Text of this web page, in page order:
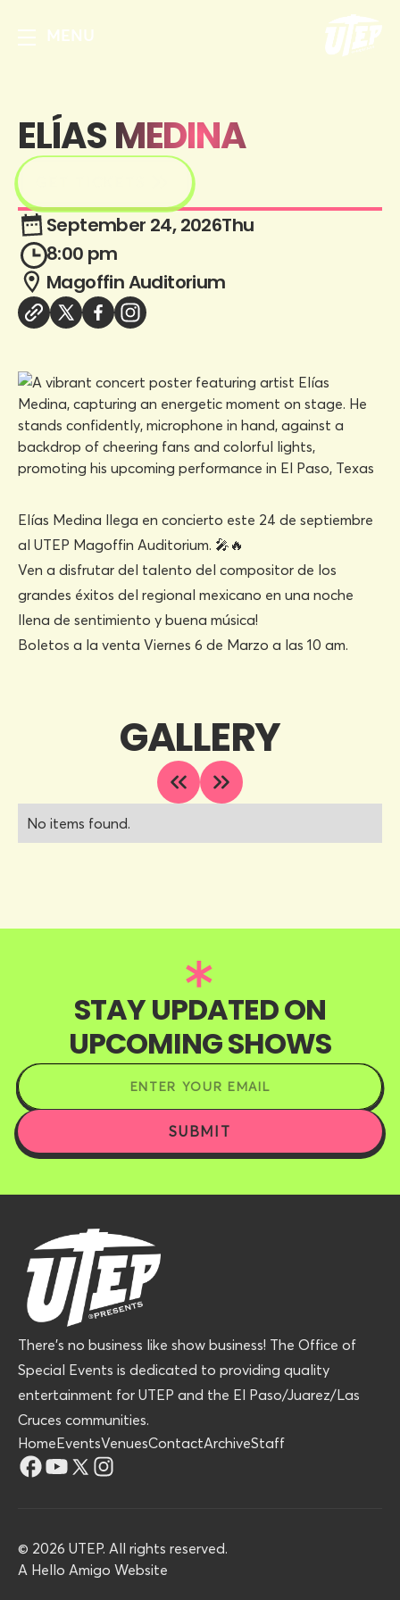
MENU
ELÍAS MEDINA
September 24, 2026Thu
8:00 pm
Magoffin Auditorium
Elías Medina llega en concierto este 24 de septiembre
al UTEP Magoffin Auditorium. 🎤🔥
Ven a disfrutar del talento del compositor de los
grandes éxitos del regional mexicano en una noche
llena de sentimiento y buena música!
Boletos a la venta Viernes 6 de Marzo a las 10 am.
GALLERY
No items found.
STAY UPDATED ON
UPCOMING SHOWS
There’s no business like show business! The Office of
Special Events is dedicated to providing quality
entertainment for UTEP and the El Paso/Juarez/Las
Cruces communities.
HomeEventsVenuesContactArchiveStaff
© 2026 UTEP. All rights reserved.
A Hello Amigo Website